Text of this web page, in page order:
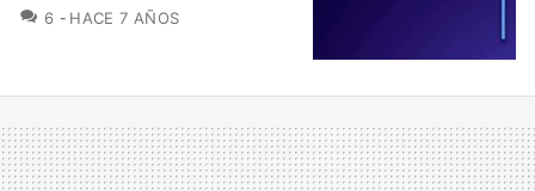
6 COMENTARIOS
HACE 7 AÑOS